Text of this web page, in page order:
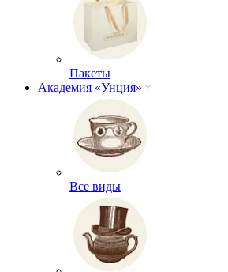
Пакеты
Академия «Унция»
Все виды